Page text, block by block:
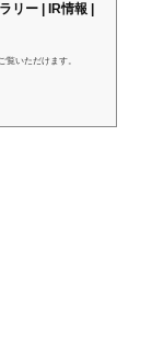
リー | IR情報 |
覧いただけます。